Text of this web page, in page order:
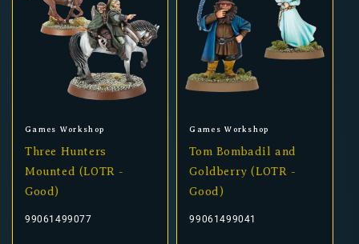
Anbieter:
Games Workshop
Three Hunters
Mounted (LOTR -
Good)
99061499077
Anbieter:
Games Workshop
Tom Bombadil and
Goldberry (LOTR -
Good)
99061499041